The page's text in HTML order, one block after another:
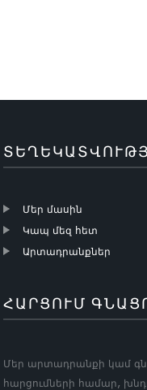
Մեր մասին
Կապ մեզ հետ
Արտադրանքներ
ՀԱՐՑՈՒՄ
Մեր արտադրանքի կամ
հարցումների համար,